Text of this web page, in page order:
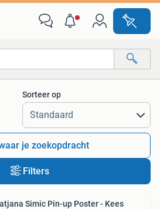
afstanden…
Sorteer op
je zoekopdracht
Filters
Simic Pin-up Poster - Kees